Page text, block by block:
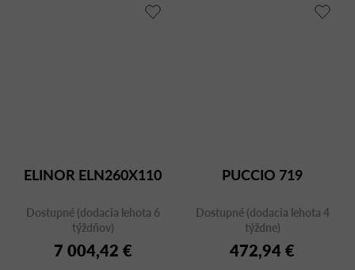
ELINOR ELN260X110
Dostupné (dodacia lehota 6
týždňov)
7 004,42 €
PUCCIO 719
Dostupné (dodacia lehota 4
týždne)
472,94 €